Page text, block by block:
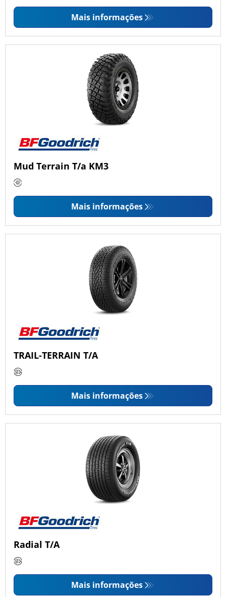
Mais informações
Mud Terrain T/a KM3
Mais informações
TRAIL-TERRAIN T/A
Mais informações
Radial T/A
Mais informações